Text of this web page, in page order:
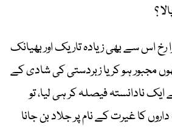
؟
رخ اس سے بھی زیادہ تاریک اور بھیانک
مجبور ہو کر یا زبردستی کی شادی کے
نادانستہ فیصلہ کر ہی لیا، تو
داروں کا غیرت کے نام پر جلاد بن جانا